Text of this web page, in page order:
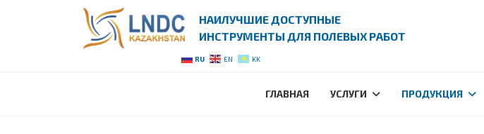
НАИЛУЧШИЕ ДОСТУПНЫЕ
ИНСТРУМЕНТЫ ДЛЯ ПОЛЕВЫХ РАБОТ
RU EN KK
ГЛАВНАЯ УСЛУГИ ПРОДУКЦИЯ